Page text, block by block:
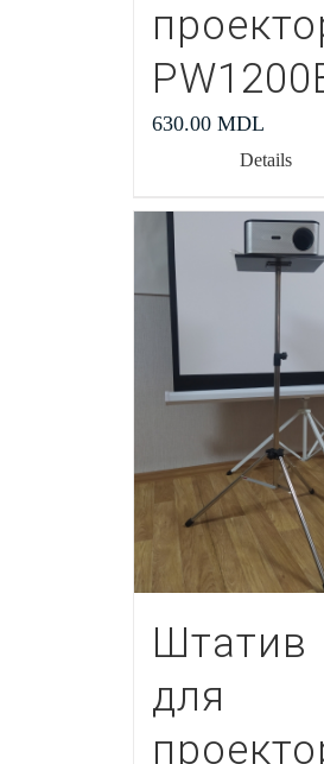
630.00 MDL
Details
Штатив
для